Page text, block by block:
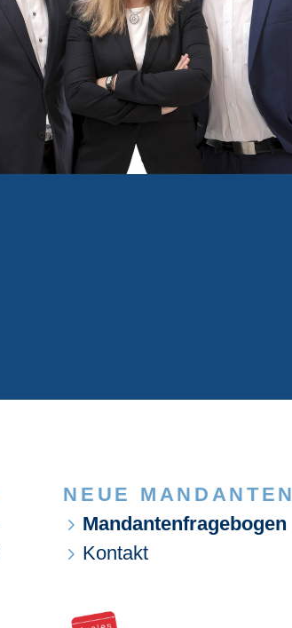
NEUE MANDANTEN
Mandantenfragebogen
Kontakt